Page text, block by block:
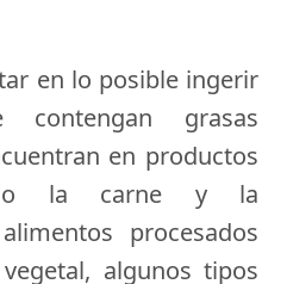
en lo posible ingerir
contengan grasas
en productos
la carne y la
procesados
algunos tipos